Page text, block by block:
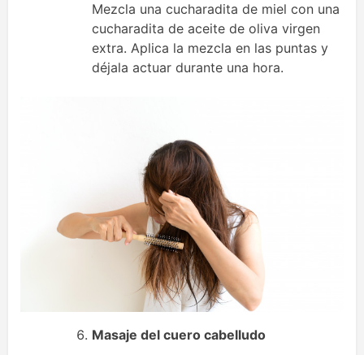
Mezcla una cucharadita de miel con una
cucharadita de aceite de oliva virgen
extra. Aplica la mezcla en las puntas y
déjala actuar durante una hora.
Masaje del cuero cabelludo